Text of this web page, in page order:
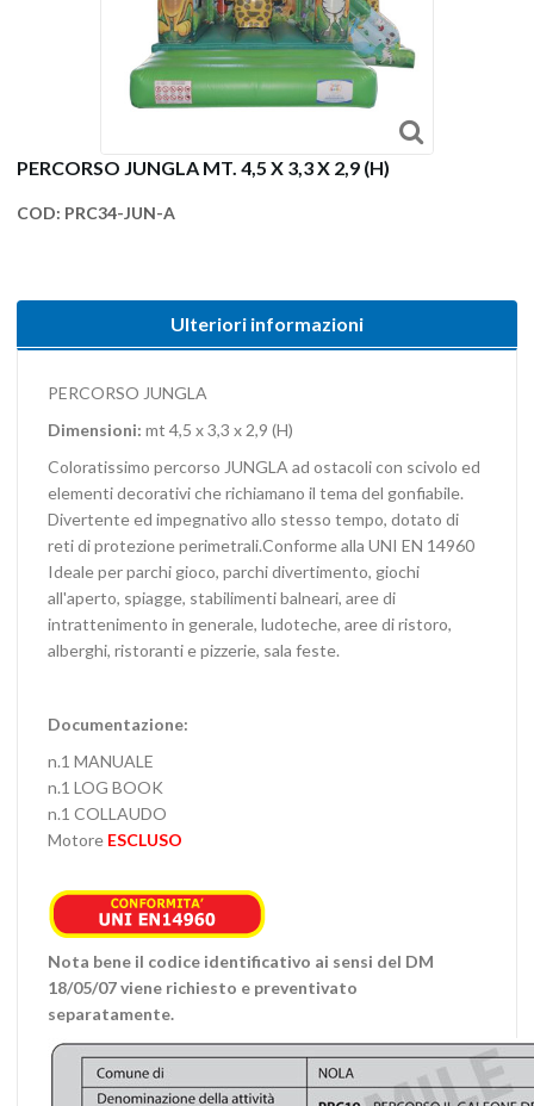
PERCORSO JUNGLA MT. 4,5 X 3,3 X 2,9 (H)
COD: PRC34-JUN-A
Ulteriori informazioni
PERCORSO JUNGLA
Dimensioni: mt 4,5 x 3,3 x 2,9 (H)
Coloratissimo percorso JUNGLA ad ostacoli con scivolo ed
elementi decorativi che richiamano il tema del gonfiabile.
Divertente ed impegnativo allo stesso tempo, dotato di
reti di protezione perimetrali.Conforme alla UNI EN 14960
Ideale per parchi gioco, parchi divertimento, giochi
all'aperto, spiagge, stabilimenti balneari, aree di
intrattenimento in generale, ludoteche, aree di ristoro,
alberghi, ristoranti e pizzerie, sala feste.
Documentazione:
n.1 MANUALE
n.1 LOG BOOK
n.1 COLLAUDO
Motore ESCLUSO
Nota bene il codice identificativo ai sensi del DM
18/05/07 viene richiesto e preventivato
separatamente.